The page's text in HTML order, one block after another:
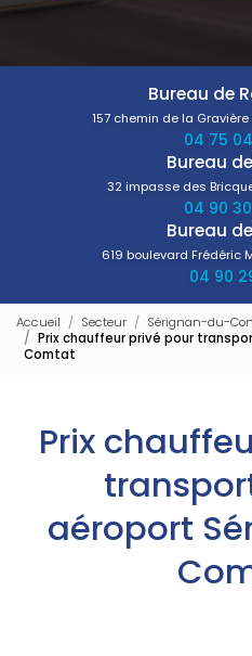
Bureau de
157 chemin de la Gravière
04 75
Bureau
32 impasse des
04 90
Bureau
619 boulevard Frédéric
04 90
Accueil Secteur
Sérignan-du-
Prix chauffeur privé pour
Comtat
Prix
aéroport